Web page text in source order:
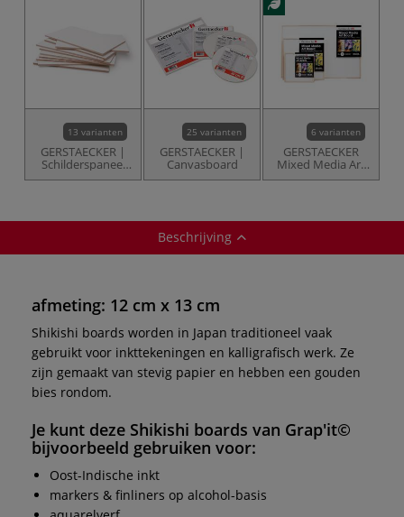
13 varianten
GERSTAECKER |
Schilderspaneel
— katoen op MDF
25 varianten
GERSTAECKER |
Canvasboard
6 varianten
GERSTAECKER
Mixed Media Art
Board
Beschrijving
afmeting: 12 cm x 13 cm
Shikishi boards worden in Japan traditioneel vaak
gebruikt voor inkttekeningen en kalligrafisch werk. Ze
zijn gemaakt van stevig papier en hebben een gouden
bies rondom.
Je kunt deze Shikishi boards van Grap'it©
bijvoorbeeld gebruiken voor:
Oost-Indische inkt
markers & finliners op alcohol-basis